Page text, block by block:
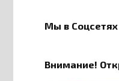
Мы в Соцсетях
Внимание!